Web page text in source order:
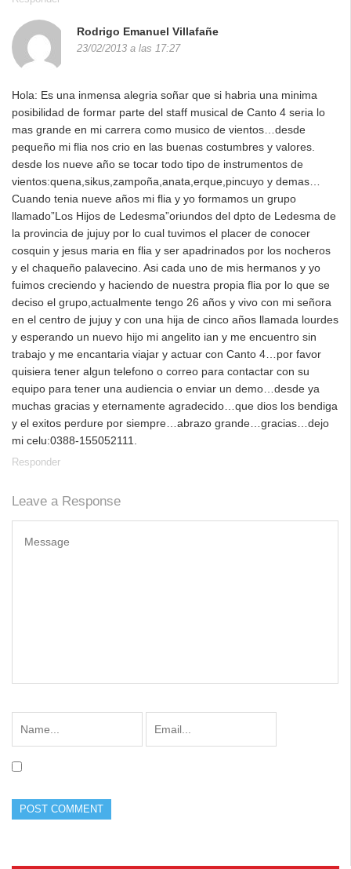
Rodrigo Emanuel Villafañe
23/02/2013 a las 17:27
Hola: Es una inmensa alegria soñar que si habria una minima
posibilidad de formar parte del staff musical de Canto 4 seria lo
mas grande en mi carrera como musico de vientos…desde
pequeño mi flia nos crio en las buenas costumbres y valores.
desde los nueve año se tocar todo tipo de instrumentos de
vientos:quena,sikus,zampoña,anata,erque,pincuyo y demas…
Cuando tenia nueve años mi flia y yo formamos un grupo
llamado”Los Hijos de Ledesma”oriundos del dpto de Ledesma de
la provincia de jujuy por lo cual tuvimos el placer de conocer
cosquin y jesus maria en flia y ser apadrinados por los nocheros
y el chaqueño palavecino. Asi cada uno de mis hermanos y yo
fuimos creciendo y haciendo de nuestra propia flia por lo que se
deciso el grupo,actualmente tengo 26 años y vivo con mi señora
en el centro de jujuy y con una hija de cinco años llamada lourdes
y esperando un nuevo hijo mi angelito ian y me encuentro sin
trabajo y me encantaria viajar y actuar con Canto 4…por favor
quisiera tener algun telefono o correo para contactar con su
equipo para tener una audiencia o enviar un demo…desde ya
muchas gracias y eternamente agradecido…que dios los bendiga
y el exitos perdure por siempre…abrazo grande…gracias…dejo
mi celu:0388-155052111.
Responder
Leave a Response